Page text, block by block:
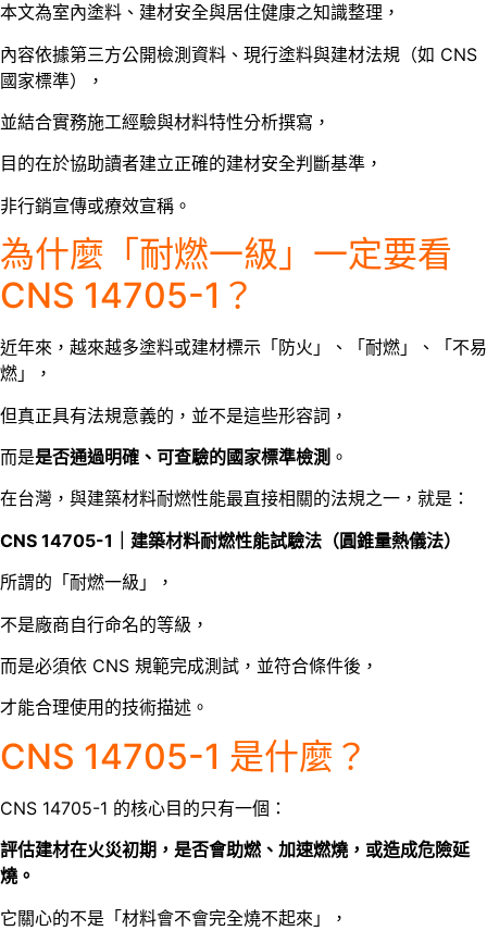
本文為室內塗料、建材安全與居住健康之知識整理，
內容依據第三方公開檢測資料、現行塗料與建材法規（如 CNS
國家標準），
並結合實務施工經驗與材料特性分析撰寫，
目的在於協助讀者建立正確的建材安全判斷基準，
非行銷宣傳或療效宣稱。
為什麼「耐燃一級」一定要看
CNS 14705-1？
近年來，越來越多塗料或建材標示「防火」、「耐燃」、「不易
燃」，
但真正具有法規意義的，並不是這些形容詞，
而是是否通過明確、可查驗的國家標準檢測 。
在台灣，與建築材料耐燃性能最直接相關的法規之一，就是：
CNS 14705-1｜建築材料耐燃性能試驗法（圓錐量熱儀法）
所謂的「耐燃一級」，
不是廠商自行命名的等級，
而是必須依 CNS 規範完成測試，並符合條件後，
才能合理使用的技術描述。
CNS 14705-1 是什麼？
CNS 14705-1 的核心目的只有一個：
評估建材在火災初期，是否會助燃、加速燃燒，或造成危險延
燒。
它關心的不是「材料會不會完全燒不起來」，